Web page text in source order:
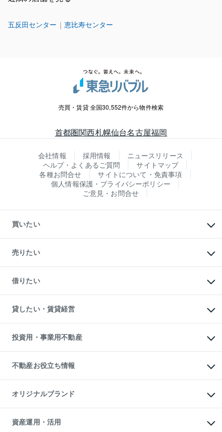
五反田センター 恵比寿センター
売買・賃貸 全国30,552件から物件検索
首都圏関西札幌仙台名古屋福岡
会社情報 採用情報
ニュースリリース
ヘルプ・よくあるご質問
サイトマップ
各種お問合せ
サイトについて・免責事項
個人情報保護・プライバシーポリシー
ご意見・お問合せ
買いたい
新築・分譲マンションの購入
中古マンションの購入
一戸建ての購入
中古一戸建ての購入
不動産購入の流れ
注目キーワード物件特集
購入ガイド
English 繁体中文簡体中文
売りたい
一戸建ての売却・査定
土地の売却・査定
スピードAI査定
不動産査定について
不動産売却の流れ
不動産買換えの流れ
売却ガイド
借りたい
オフィス・店舗の賃貸
借りるときの流れ
借りるガイド
貸したい・賃貸経営
マンション賃料データ
賃貸管理プラン
リロケーションについて
貸すガイド
投資用・事業用不動産
事業用不動産
マンション投資
投資用マンション
アパート経営
収益物件
ビル購入（ビル一棟）
投資用不動産の売却査定
不動産お役立ち情報
マンションライブラリー
人気マンションランキング
暮らしに役立つ不動産メディア
不動産相場・不動産価格情報
オリジナルブランド
一棟リノベーションマンション
L`GENTE（ルジェンテ）
資産運用・活用